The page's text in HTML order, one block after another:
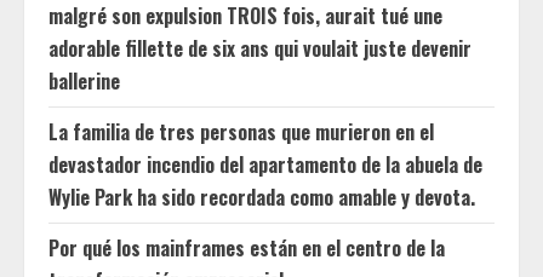
malgré son expulsion TROIS fois, aurait tué une
adorable fillette de six ans qui voulait juste devenir
ballerine
La familia de tres personas que murieron en el
devastador incendio del apartamento de la abuela de
Wylie Park ha sido recordada como amable y devota.
Por qué los mainframes están en el centro de la